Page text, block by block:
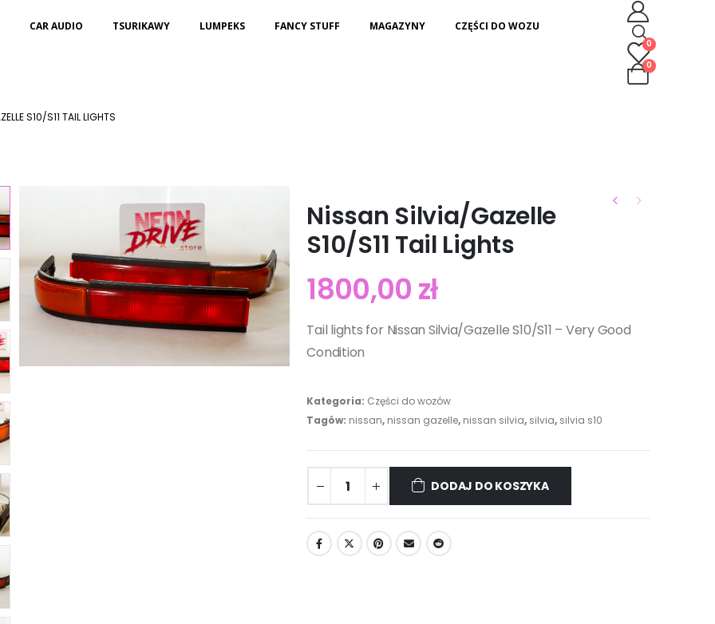
CAR AUDIO TSURIKAWY LUMPEKS FANCY STUFF MAGAZYNY CZĘŚCI DO WOZU
0
0
S10/S11 TAIL LIGHTS
Nissan Silvia/Gazelle
S10/S11 Tail Lights
1800,00 zł
Tail lights for Nissan Silvia/Gazelle S10/S11 – Very Good
Condition
Kategoria: Części do wozów
Tagów: nissan, nissan gazelle, nissan silvia, silvia, silvia s10
DODAJ DO KOSZYKA